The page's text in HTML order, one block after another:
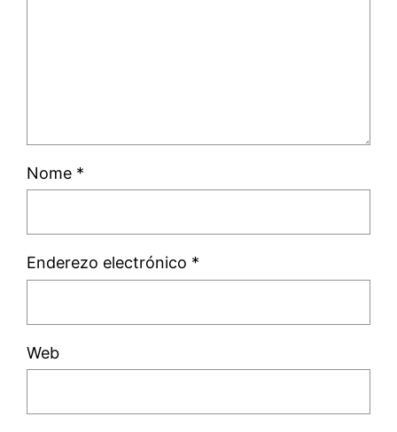
Nome *
Enderezo electrónico *
Web